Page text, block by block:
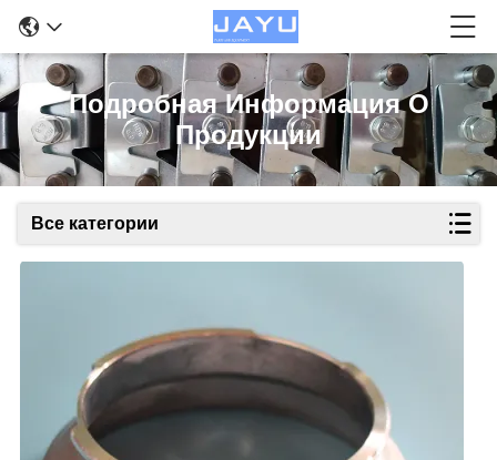
Подробная Информация О
Продукции
Все категории